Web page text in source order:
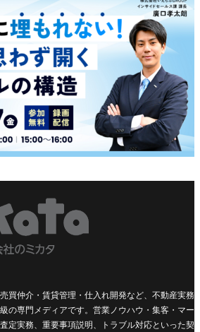
買仲介・賃貸管理・仕入れ開発など、不動産実務
の専門メディアです。営業ノウハウ・集客・マー
定実務、重要事項説明、トラブル対応といった契